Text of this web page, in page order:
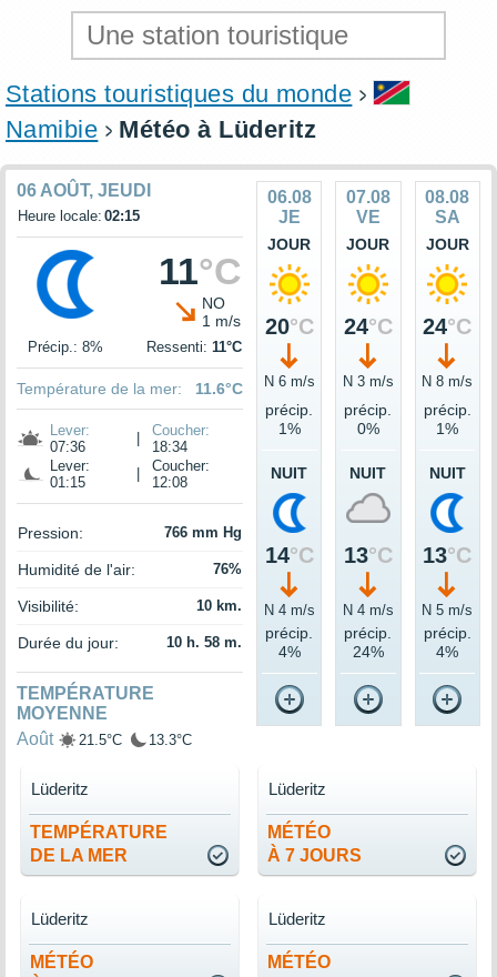
Stations touristiques du monde
Namibie
Météo à Lüderitz
06 AOÛT, JEUDI
Heure locale: 02:15
11°C
NO
1 m/s
Précip.: 8% Ressenti: 11°C
Température de la mer: 11.6°C
Lever:
07:36
Coucher:
18:34
Lever:
01:15
Coucher:
12:08
Pression: 766 mm Hg
Humidité de l'air: 76%
Visibilité: 10 km.
Durée du jour: 10 h. 58 m.
TEMPÉRATURE
MOYENNE
Août
21.5°C 13.3°C
06.08
JE
JOUR
20°C
N 6 m/s
précip.
1%
NUIT
14°C
N 4 m/s
précip.
4%
07.08
VE
JOUR
24°C
N 3 m/s
précip.
0%
NUIT
13°C
N 4 m/s
précip.
24%
08.08
SA
JOUR
24°C
N 8 m/s
précip.
1%
NUIT
13°C
N 5 m/s
précip.
4%
TEMPÉRATURE
DE LA MER
Lüderitz
MÉTÉO
À 7 JOURS
Lüderitz
MÉTÉO
Lüderitz
MÉTÉO
Lüderitz